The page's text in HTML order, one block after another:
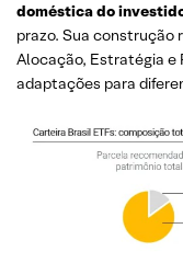
doméstica do
prazo. Sua construção
Alocação, Estratégia e
adaptações para